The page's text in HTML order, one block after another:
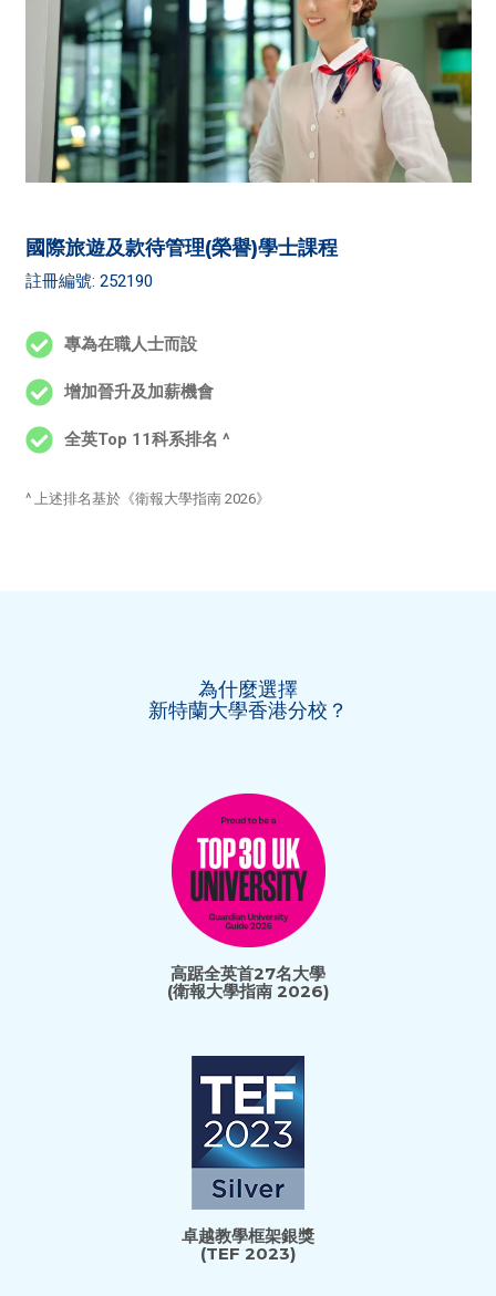
國際旅遊及款待管理(榮譽)學士課程
註冊編號: 252190
專為在職人士而設
增加晉升及加薪機會
全英Top 11科系排名 ^
^ 上述排名基於《衛報大學指南 2026》
為什麼選擇
新特蘭大學香港分校？
高踞全英首27名大學
(衛報大學指南 2026)
卓越教學框架銀獎
(TEF 2023)